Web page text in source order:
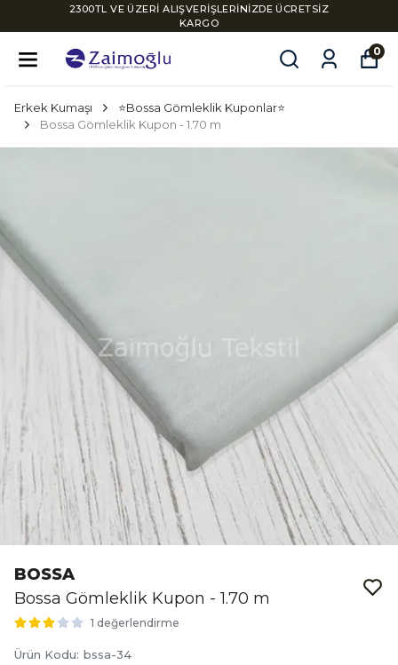
2300TL VE ÜZERİ ALIŞVERİŞLERİNİZDE ÜCRETSİZ
KARGO
0
Erkek Kumaşı
⭐Bossa Gömleklik Kuponlar⭐
Bossa Gömleklik Kupon - 1.70 m
BOSSA
Bossa Gömleklik Kupon - 1.70 m
1 değerlendirme
Ürün Kodu: bssa-34